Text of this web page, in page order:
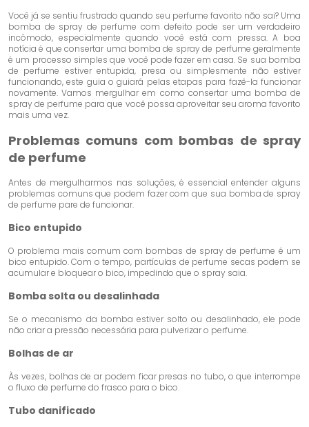
Você já se sentiu frustrado quando seu perfume favorito não sai? Uma
bomba de spray de perfume com defeito pode ser um verdadeiro
incômodo, especialmente quando você está com pressa. A boa
notícia é que consertar uma bomba de spray de perfume geralmente
é um processo simples que você pode fazer em casa. Se sua bomba
de perfume estiver entupida, presa ou simplesmente não estiver
funcionando, este guia o guiará pelas etapas para fazê-la funcionar
novamente. Vamos mergulhar em como consertar uma bomba de
spray de perfume para que você possa aproveitar seu aroma favorito
mais uma vez.
Problemas comuns com bombas de spray
de perfume
Antes de mergulharmos nas soluções, é essencial entender alguns
problemas comuns que podem fazer com que sua bomba de spray
de perfume pare de funcionar.
Bico entupido
O problema mais comum com bombas de spray de perfume é um
bico entupido. Com o tempo, partículas de perfume secas podem se
acumular e bloquear o bico, impedindo que o spray saia.
Bomba solta ou desalinhada
Se o mecanismo da bomba estiver solto ou desalinhado, ele pode
não criar a pressão necessária para pulverizar o perfume.
Bolhas de ar
Às vezes, bolhas de ar podem ficar presas no tubo, o que interrompe
o fluxo de perfume do frasco para o bico.
Tubo danificado